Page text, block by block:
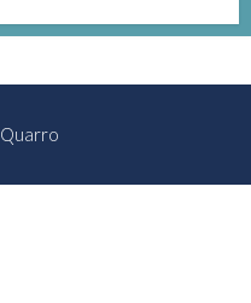
Quarro